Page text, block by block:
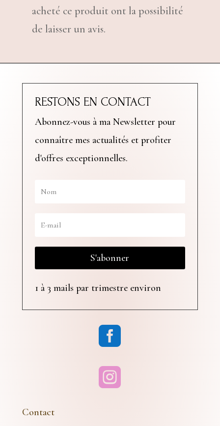
acheté ce produit ont la possibilité
de laisser un avis.
RESTONS EN CONTACT
Abonnez-vous à ma Newsletter pour
connaître mes actualités et profiter
d'offres exceptionnelles.
S'abonner
1 à 3 mails par trimestre environ


Contact